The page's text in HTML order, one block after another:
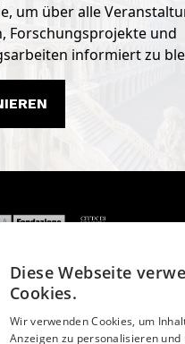
um über alle
Forschungsprojekte und
informiert zu
Diese Webseite
Cookies.
Wir verwenden Cookies, um
Anzeigen zu personalisieren und